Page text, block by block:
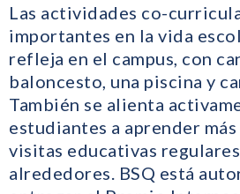
Las actividades co-
importantes en la vida
refleja en el campus, con
baloncesto, una piscina y
También se alienta
estudiantes a aprender
visitas educativas
alrededores. BSQ está